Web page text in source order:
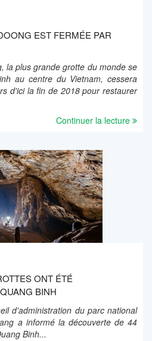
EST FERMÉE PAR
la plus grande grotte du monde se
au centre du Vietnam, cessera
d'ici la fin de 2018 pour restaurer
Continuer la lecture
ONT ÉTÉ́
BINH
d'administration du parc national
a informé la découverte de 44
Binh...